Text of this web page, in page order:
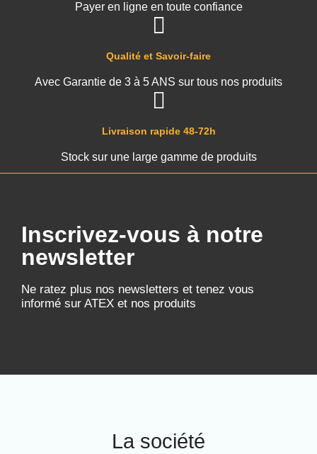
Livraison rapide 48-72h
Stock sur une large gamme de produits
Qualité et Savoir-faire
Avec Garantie de 3 à 5 ANS sur tous nos produits
Payer en ligne en toute confiance
Inscrivez-vous à notre
newsletter
Ne ratez plus nos newsletters et tenez vous
informé sur ATEX et nos produits
La société